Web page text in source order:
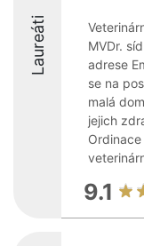
Laureáti
MVDr.
adrese
se na
malá
jejich
9.1